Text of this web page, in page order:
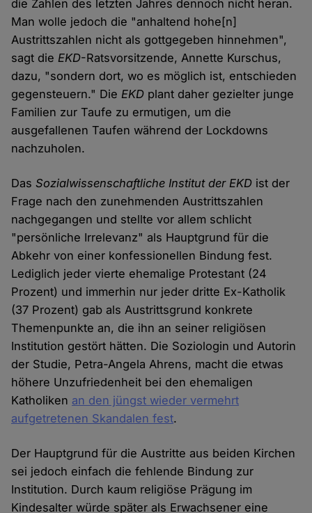
die Zahlen des letzten Jahres dennoch nicht heran.
Man wolle jedoch die "anhaltend hohe[n]
Austrittszahlen nicht als gottgegeben hinnehmen",
sagt dieEKD-Ratsvorsitzende, Annette Kurschus,
dazu, "sondern dort, wo es möglich ist, entschieden
gegensteuern." DieEKD plant daher gezielter junge
Familien zur Taufe zu ermutigen, um die
ausgefallenen Taufen während der Lockdowns
nachzuholen.
DasSozialwissenschaftliche Institut der EKD ist der
Frage nach den zunehmenden Austrittszahlen
nachgegangen und stellte vor allem schlicht
"persönliche Irrelevanz" als Hauptgrund für die
Abkehr von einer konfessionellen Bindung fest.
Lediglich jeder vierte ehemalige Protestant (24
Prozent) und immerhin nur jeder dritte Ex-Katholik
(37 Prozent) gab als Austrittsgrund konkrete
Themenpunkte an, die ihn an seiner religiösen
Institution gestört hätten. Die Soziologin und Autorin
der Studie, Petra-Angela Ahrens, macht die etwas
höhere Unzufriedenheit bei den ehemaligen
Katholiken an den jüngst wieder vermehrt
aufgetretenen Skandalen fest.
Der Hauptgrund für die Austritte aus beiden Kirchen
sei jedoch einfach die fehlende Bindung zur
Institution. Durch kaum religiöse Prägung im
Kindesalter würde später als Erwachsener eine